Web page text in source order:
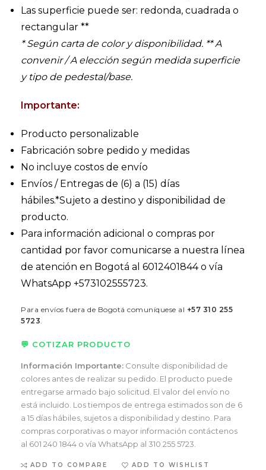
Las superficie puede ser: redonda, cuadrada o
rectangular **
* Según carta de color y disponibilidad. ** A
convenir / A elección según medida superficie
y tipo de pedestal/base.
Importante:
Producto personalizable
Fabricación sobre pedido y medidas
No incluye costos de envío
Envíos / Entregas de (6) a (15) días
hábiles.*Sujeto a destino y disponibilidad de
producto.
Para información adicional o compras por
cantidad por favor comunicarse a nuestra línea
de atención en Bogotá al 6012401844 o vía
WhatsApp +573102555723.
Para envíos fuera de Bogotá comuníquese al +57 310 255
5723
💬 COTIZAR PRODUCTO
Información Importante: Consulte disponibilidad de
colores antes de realizar su pedido. El producto puede
entregarse armado bajo solicitud. El valor del envío no
está incluido. Los tiempos de entrega estimados son de 6
a 15 días hábiles, sujetos a disponibilidad y destino. Para
compras corporativas o mayor información contáctenos
al 601 240 1844 o vía WhatsApp al 310 255 5723.
ADD TO COMPARE ADD TO WISHLIST